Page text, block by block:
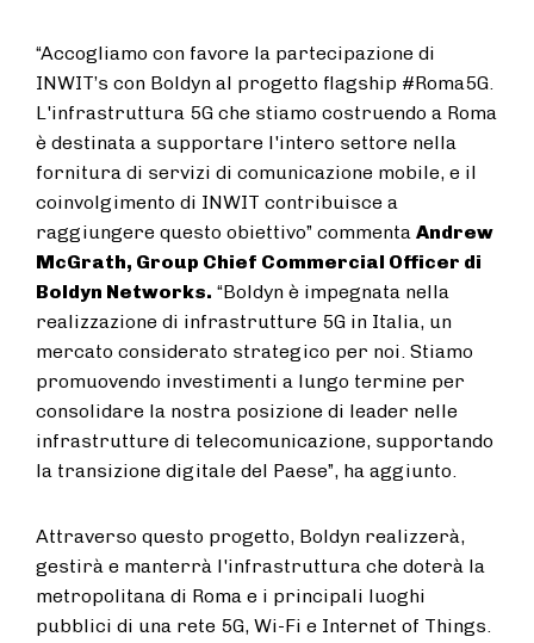
“Accogliamo con favore la partecipazione di
INWIT’s con Boldyn al progetto flagship #Roma5G.
L'infrastruttura 5G che stiamo costruendo a Roma
è destinata a supportare l'intero settore nella
fornitura di servizi di comunicazione mobile, e il
coinvolgimento di INWIT contribuisce a
raggiungere questo obiettivo” commenta Andrew
McGrath, Group Chief Commercial Officer di
Boldyn Networks. “Boldyn è impegnata nella
realizzazione di infrastrutture 5G in Italia, un
mercato considerato strategico per noi. Stiamo
promuovendo investimenti a lungo termine per
consolidare la nostra posizione di leader nelle
infrastrutture di telecomunicazione, supportando
la transizione digitale del Paese”, ha aggiunto.
Attraverso questo progetto, Boldyn realizzerà,
gestirà e manterrà l'infrastruttura che doterà la
metropolitana di Roma e i principali luoghi
pubblici di una rete 5G, Wi-Fi e Internet of Things.